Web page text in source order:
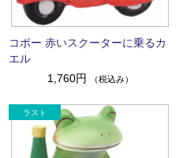
コポー 赤いスクーターに乗るカ
エル
1,760円
（税込み）